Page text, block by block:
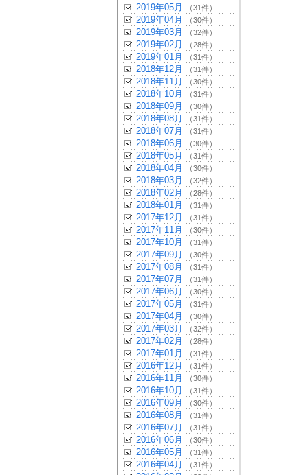
2019年05月 （31件）
2019年04月 （30件）
2019年03月 （32件）
2019年02月 （28件）
2019年01月 （31件）
2018年12月 （31件）
2018年11月 （30件）
2018年10月 （31件）
2018年09月 （30件）
2018年08月 （31件）
2018年07月 （31件）
2018年06月 （30件）
2018年05月 （31件）
2018年04月 （30件）
2018年03月 （32件）
2018年02月 （28件）
2018年01月 （31件）
2017年12月 （31件）
2017年11月 （30件）
2017年10月 （31件）
2017年09月 （30件）
2017年08月 （31件）
2017年07月 （31件）
2017年06月 （30件）
2017年05月 （31件）
2017年04月 （30件）
2017年03月 （32件）
2017年02月 （28件）
2017年01月 （31件）
2016年12月 （31件）
2016年11月 （30件）
2016年10月 （31件）
2016年09月 （30件）
2016年08月 （31件）
2016年07月 （31件）
2016年06月 （30件）
2016年05月 （31件）
2016年04月 （31件）